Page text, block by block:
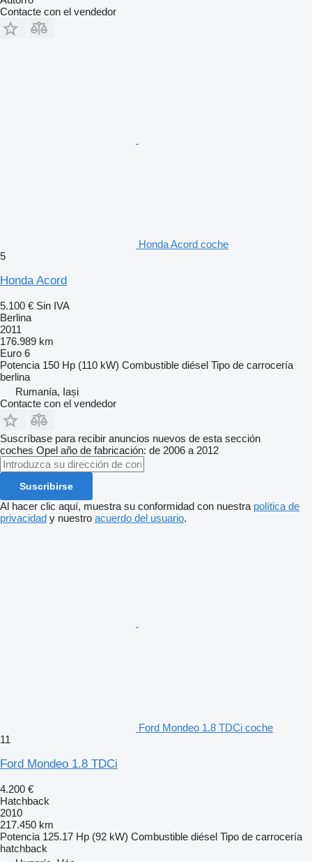
Contacte con el vendedor
Honda Acord coche
5
Honda Acord
5.100 € Sin IVA
Berlina
2011
176.989 km
Euro 6
Potencia 150 Hp (110 kW) Combustible diésel Tipo de carrocería
berlina
Rumanía, Iași
Contacte con el vendedor
Suscríbase para recibir anuncios nuevos de esta sección
coches Opel año de fabricación: de 2006 a 2012
Suscribirse
Al hacer clic aquí, muestra su conformidad con nuestra política de
privacidad y nuestro acuerdo del usuario.
Ford Mondeo 1.8 TDCi coche
11
Ford Mondeo 1.8 TDCi
4.200 €
Hatchback
2010
217.450 km
Potencia 125.17 Hp (92 kW) Combustible diésel Tipo de carrocería
hatchback